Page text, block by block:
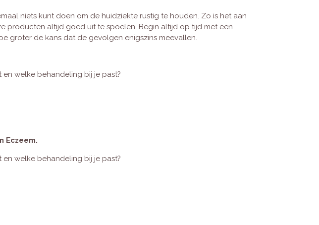
niets kunt doen om de huidziekte rustig te houden. Zo is het aan
producten altijd goed uit te spoelen. Begin altijd op tijd met een
groter de kans dat de gevolgen enigszins meevallen.
welke behandeling bij je past?
Eczeem.
welke behandeling bij je past?